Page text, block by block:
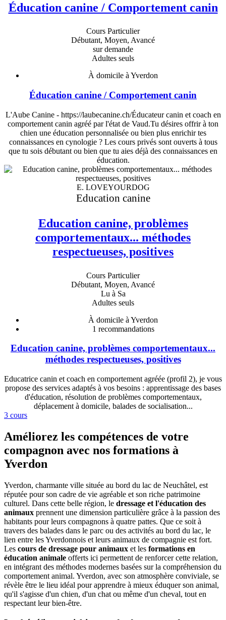
Éducation canine / Comportement canin
Cours Particulier
Débutant, Moyen, Avancé
sur demande
Adultes seuls
À domicile à Yverdon
Éducation canine / Comportement canin
L'Aube Canine - https://laubecanine.ch/Éducateur canin et coach en
comportement canin agréé par l'état de Vaud.Tu désires offrir à ton
chien une éducation personnalisée ou bien plus enrichir tes
connaissances en cynologie ? Les cours privés sont ouverts à tous
que tu sois débutant ou bien que tu aies déjà des connaissances en
éducation.
E. LOVEYOURDOG
Education canine
Education canine, problèmes
comportementaux... méthodes
respectueuses, positives
Cours Particulier
Débutant, Moyen, Avancé
Lu à Sa
Adultes seuls
À domicile à Yverdon
1 recommandations
Education canine, problèmes comportementaux...
méthodes respectueuses, positives
Educatrice canin et coach en comportement agréée (profil 2), je vous
propose des services adaptés à vos besoins : apprentissage des bases
d'éducation, résolution de problèmes comportementaux,
déplacement à domicile, balades de socialisation...
3 cours
Améliorez les compétences de votre
compagnon avec nos formations à
Yverdon
Yverdon, charmante ville située au bord du lac de Neuchâtel, est
réputée pour son cadre de vie agréable et son riche patrimoine
culturel. Dans cette belle région, le dressage et l'éducation des
animaux prennent une dimension particulière grâce à la passion des
habitants pour leurs compagnons à quatre pattes. Que ce soit à
travers des balades dans le parc ou des activités au bord du lac, le
lien entre les Yverdonnois et leurs animaux de compagnie est fort.
Les cours de dressage pour animaux et les formations en
éducation animale offerts ici permettent de renforcer cette relation,
en intégrant des méthodes modernes basées sur la compréhension du
comportement animal. Yverdon, avec son atmosphère conviviale, se
révèle être le lieu idéal pour apprendre à mieux éduquer son animal,
qu'il s'agisse d'un chien, d'un chat ou même d'un cheval, tout en
respectant leur bien-être.